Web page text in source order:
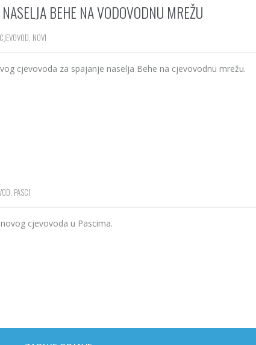
BEHE NA VODOVODNU MREŽU
CJEVOVOD, NOVI
cjevovoda za spajanje naselja Behe na cjevovodnu mrežu.
, PASCI
cjevovoda u Pascima.